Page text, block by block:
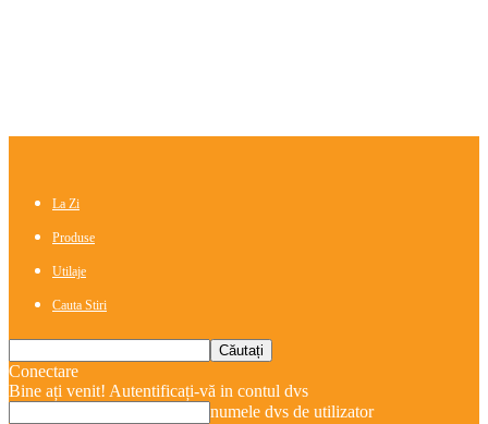
La Zi
Produse
Utilaje
Cauta Stiri
Conectare
Bine ați venit! Autentificați-vă in contul dvs
numele dvs de utilizator